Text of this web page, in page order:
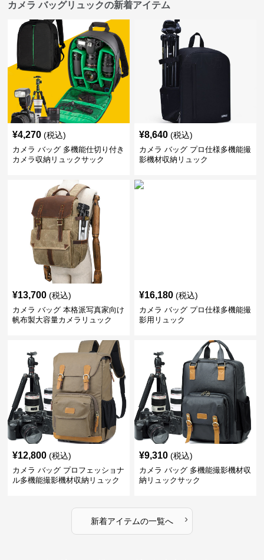
カメラ バッグリュックの新着アイテム
¥4,270 (税込)
カメラ バッグ 多機能仕切り付き
カメラ収納リュックサック
¥8,640 (税込)
カメラ バッグ プロ仕様多機能撮
影機材収納リュック
¥13,700 (税込)
カメラ バッグ 本格派写真家向け
帆布製大容量カメラリュック
¥16,180 (税込)
カメラ バッグ プロ仕様多機能撮
影用リュック
¥12,800 (税込)
カメラ バッグ プロフェッショナ
ル多機能撮影機材収納リュック
¥9,310 (税込)
カメラ バッグ 多機能撮影機材収
納リュックサック
新着アイテムの一覧へ ›